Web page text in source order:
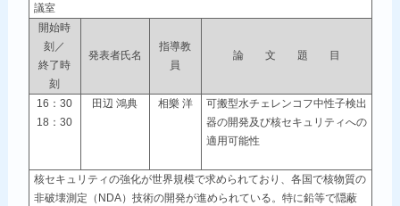
議室
開始時
刻／
終了時
刻
発表者氏名
指導教
員
論 文 題 目
16：30
18：30
田辺 鴻典 相樂 洋
可搬型水チェレンコフ中性子検出
器の開発及び核セキュリティへの
適用可能性
核セキュリティの強化が世界規模で求められており、各国で核物質の
非破壊測定（NDA）技術の開発が進められている。特に鉛等で隠蔽